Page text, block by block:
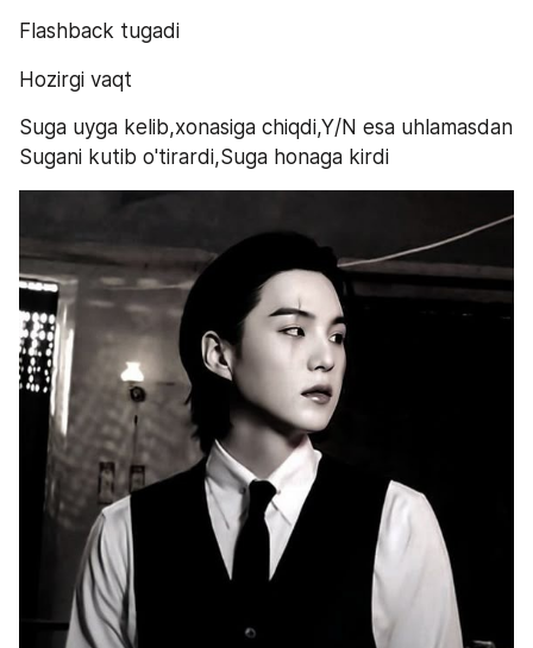
Flashback tugadi
Hozirgi vaqt
Suga uyga kelib,xonasiga chiqdi,Y/N esa uhlamasdan
Sugani kutib o'tirardi,Suga honaga kirdi